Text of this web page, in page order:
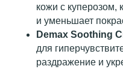
кожи с куперозом,
и уменьшает
Demax Soothing
для
раздражение и